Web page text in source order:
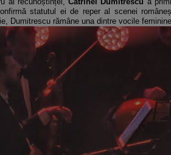
statutul ei de reper al scenei
Dumitrescu rămâne una dintre vocile